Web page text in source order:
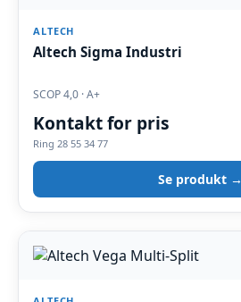
ALTECH
Altech Sigma Industri
SCOP 4,0 · A+
Kontakt for pris
Ring 28 55 34 77
Se produkt →